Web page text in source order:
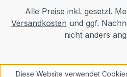
Alle Preise inkl. gesetzl.
Versandkosten und ggf.
nicht anders
Diese Website verwendet